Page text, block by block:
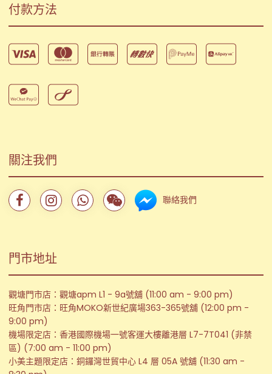
付款方法
關注我們
聯絡我們
門市地址
觀塘門市店：觀塘apm L1 - 9a號舖 (11:00 am - 9:00 pm)
旺角門市店：旺角MOKO新世紀廣場363-365號舖 (12:00 pm -
9:00 pm)
機場限定店：香港國際機場一號客運大樓離港層 L7-7T041 (非禁
區) (7:00 am - 11:00 pm)
小美主題限定店：銅鑼灣世貿中心 L4 層 05A 號舖 (11:30 am -